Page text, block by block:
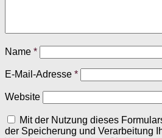
Name *
E-Mail-Adresse *
Website
Mit der Nutzung dieses
der Speicherung und Verarbeitung